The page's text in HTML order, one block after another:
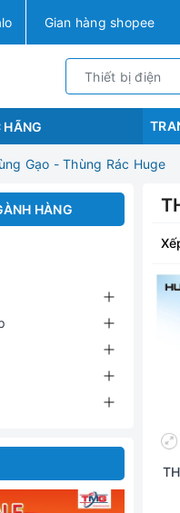
Gian hàng shopee
HÃNG
Gạo - Thùng Rác Huge
HÀNG